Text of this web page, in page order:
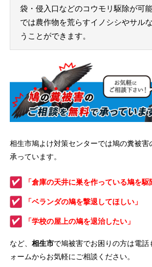
袋・侵入口などのコウモリ駆除が可
では農作物を荒らすイノシシやサル
うことができます。
相生市鳩よけ対策センターでは鳩の糞被害
承っています。
「倉庫の天井に巣を作っている鳩を駆
「ベランダの鳩を撃退してほしい」
「学校の屋上の鳩を退治したい」
など、 相生市で鳩被害でお困りの方は電話
ォームからお気軽にご相談ください。